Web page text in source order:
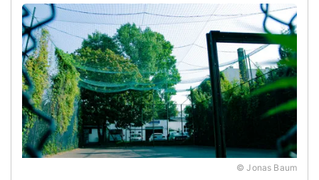
© Jonas Baum